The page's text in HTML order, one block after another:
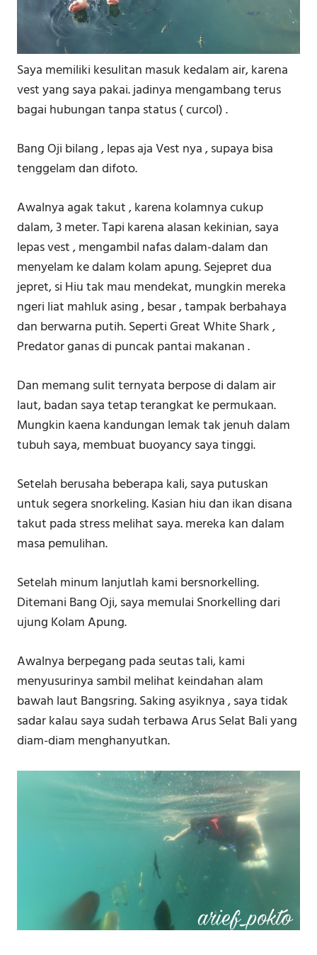
Saya memiliki kesulitan masuk kedalam air, karena
vest yang saya pakai. jadinya mengambang terus
bagai hubungan tanpa status ( curcol) .
Bang Oji bilang , lepas aja Vest nya , supaya bisa
tenggelam dan difoto.
Awalnya agak takut , karena kolamnya cukup
dalam, 3 meter. Tapi karena alasan kekinian, saya
lepas vest , mengambil nafas dalam-dalam dan
menyelam ke dalam kolam apung. Sejepret dua
jepret, si Hiu tak mau mendekat, mungkin mereka
ngeri liat mahluk asing , besar , tampak berbahaya
dan berwarna putih. Seperti Great White Shark ,
Predator ganas di puncak pantai makanan .
Dan memang sulit ternyata berpose di dalam air
laut, badan saya tetap terangkat ke permukaan.
Mungkin kaena kandungan lemak tak jenuh dalam
tubuh saya, membuat buoyancy saya tinggi.
Setelah berusaha beberapa kali, saya putuskan
untuk segera snorkeling. Kasian hiu dan ikan disana
takut pada stress melihat saya. mereka kan dalam
masa pemulihan.
Setelah minum lanjutlah kami bersnorkelling.
Ditemani Bang Oji, saya memulai Snorkelling dari
ujung Kolam Apung.
Awalnya berpegang pada seutas tali, kami
menyusurinya sambil melihat keindahan alam
bawah laut Bangsring. Saking asyiknya , saya tidak
sadar kalau saya sudah terbawa Arus Selat Bali yang
diam-diam menghanyutkan.